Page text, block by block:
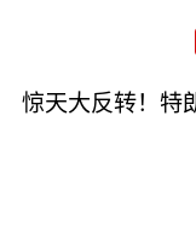
惊天大反转！特